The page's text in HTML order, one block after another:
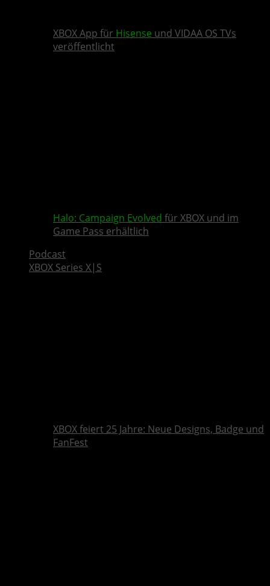
XBOX App für Hisense und VIDAA OS TVs
veröffentlicht
Halo: Campaign Evolved für XBOX und im
Game Pass erhältlich
Podcast
XBOX Series X|S
XBOX feiert 25 Jahre: Neue Designs, Badge und
FanFest